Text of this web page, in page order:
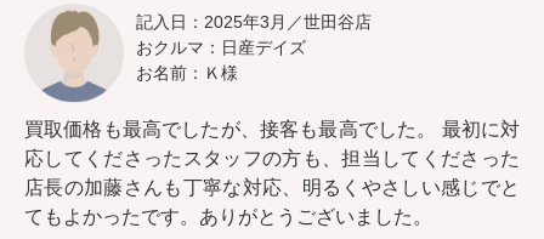
記入日：2025年3月／世田谷店
おクルマ：日産デイズ
お名前：Ｋ様
買取価格も最高でしたが、接客も最高でした。 最初に対
応してくださったスタッフの方も、担当してくださった
店長の加藤さんも丁寧な対応、明るくやさしい感じでと
てもよかったです。ありがとうございました。